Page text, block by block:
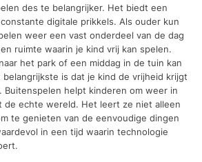
des te belangrijker. Het biedt een
digitale prikkels. Als ouder kun
weer een vast onderdeel van de dag
ruimte waarin je kind vrij kan spelen.
het park of een middag in de tuin kan
is dat je kind de vrijheid krijgt
helpt kinderen om weer in
de echte wereld. Het leert ze niet alleen
te genieten van de eenvoudige dingen
in een tijd waarin technologie